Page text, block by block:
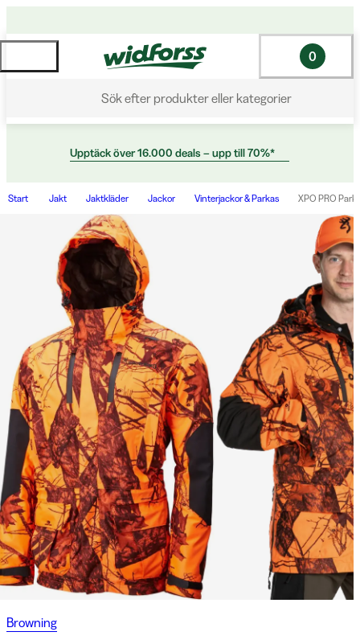
Sök efter produkter eller kategorier
0
Upptäck över 16.000 deals – upp till 70%*
Start Jakt Jaktkläder Jackor Vinterjackor & Parkas XPO PRO
Browning